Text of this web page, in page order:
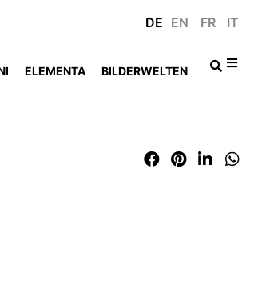
DE EN FR IT
ELEMENTA BILDERWELTEN